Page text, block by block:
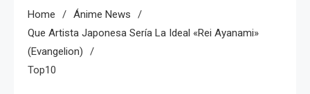
Home
Ánime News
Que Artista Japonesa Sería La Ideal «Rei Ayanami»
(Evangelion)
Top10